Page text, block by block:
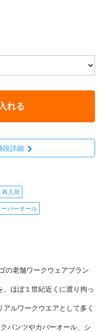
れる
段詳細
再入荷
バーオール
の老舗ワークウェアブラン
ほぼ１世紀近くに渡り拘っ
ルワークウエアとして多く
パンツやカバーオール、シ